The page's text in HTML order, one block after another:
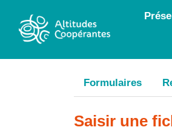
Aller au contenu principal
Formulaires
Saisir une